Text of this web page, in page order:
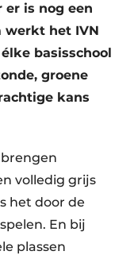
er is nog een
werkt het IVN
basisschool
groene
kans
volledig grijs
het door de
En bij
plassen